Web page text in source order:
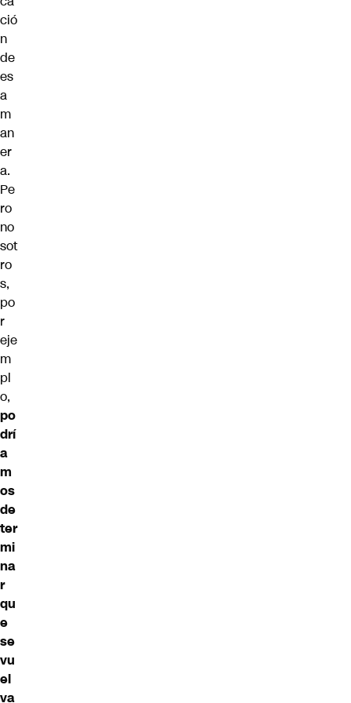
ció
n
de
es
a
m
an
er
a.
Pe
ro
no
sot
ro
s,
po
r
eje
m
pl
o,
po
drí
a
m
os
de
ter
mi
na
r
qu
e
se
vu
el
va